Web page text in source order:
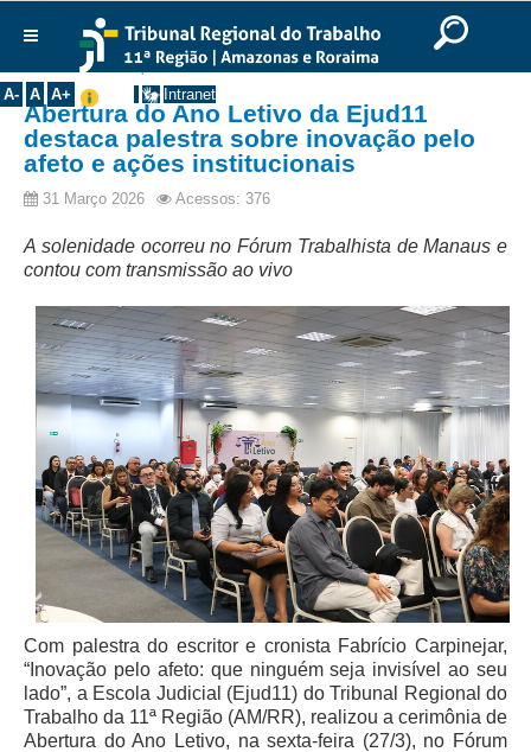
Ir para o rodapé
English
Português Español
A- A A+ Intranet
Institucional
Histórico
Presidência
Corregedoria
Composição
Desembargadores
Seções Especializadas
Turmas
Varas do Trabalho
Juízes Manaus
Juízes Roraima
Juízes Interior
Juízes Substitutos
Diretores
Comitê Gestor Regional do PJe
Comitê Gestor Regional do e-Gestão e de Tabelas
Processuais Unificadas
Você está aqui:Início >> Notícias >> Todas as Notícias
Abertura do Ano Letivo da Ejud11
destaca palestra sobre inovação pelo
afeto e ações institucionais
31 Março 2026 Acessos: 376
A solenidade ocorreu no Fórum Trabalhista de Manaus e
contou com transmissão ao vivo
Com palestra do escritor e cronista Fabrício Carpinejar,
“Inovação pelo afeto: que ninguém seja invisível ao seu
lado”, a Escola Judicial (Ejud11) do Tribunal Regional do
Trabalho da 11ª Região (AM/RR), realizou a cerimônia de
Abertura do Ano Letivo, na sexta-feira (27/3), no Fórum